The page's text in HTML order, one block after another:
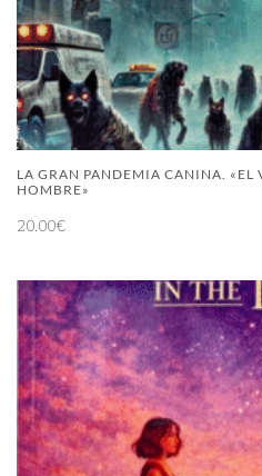
LA GRAN PANDEMIA CANINA. «EL
HOMBRE»
20.00€